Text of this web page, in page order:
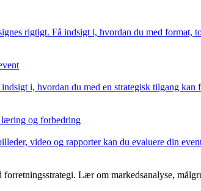
rigtigt. Få indsigt i, hvordan du med format,
i, hvordan du med en strategisk tilgang
læring og forbedring
video og rapporter kan du evaluere din
Lær om markedsanalyse,